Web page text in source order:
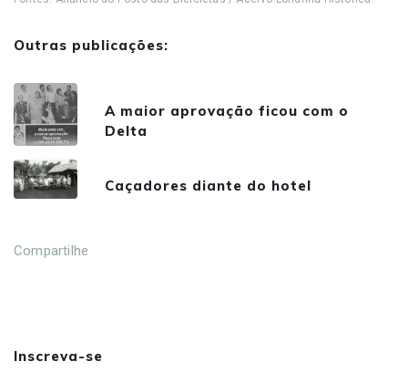
Outras publicações:
A maior aprovação ficou com o
Delta
Caçadores diante do hotel
Compartilhe
Inscreva-se